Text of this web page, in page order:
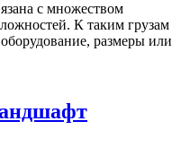
с множеством
К таким грузам
размеры или